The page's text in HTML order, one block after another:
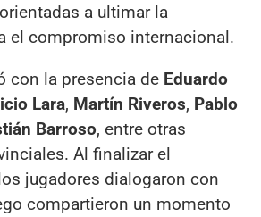
a ultimar la
el compromiso internacional.
con la presencia de Eduardo
Lara, Martín Riveros, Pablo
Barroso, entre otras
Al finalizar el
jugadores dialogaron con
compartieron un momento